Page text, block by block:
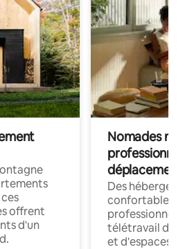
offrent
d'un
Nomades
déplacement
Des
confortables
professionnels
télétravail
et d'espaces